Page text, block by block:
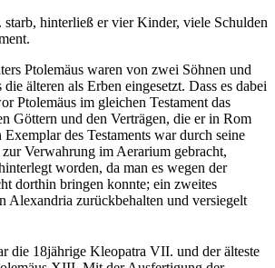
hinterließ er vier Kinder, viele Schulden
Ptolemäus waren von zwei Söhnen und
älteren als Erben eingesetzt. Dass es dabei
Ptolemäus im gleichen Testament das
Göttern und den Verträgen, die er in Rom
Exemplar des Testaments war durch seine
Verwahrung im Aerarium gebracht,
worden, da man es wegen der
dorthin bringen konnte; ein zweites
Alexandria zurückbehalten und versiegelt
die 18jährige Kleopatra VII. und der älteste